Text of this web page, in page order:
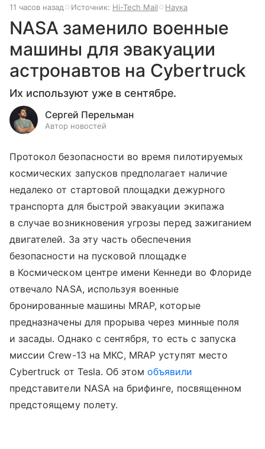
11 часов назад Источник: Hi-Tech Mail Наука
NASA заменило военные
машины для эвакуации
астронавтов на Cybertruck
Их используют уже в сентябре.
Сергей Перельман
Автор новостей
Протокол безопасности во время пилотируемых
космических запусков предполагает наличие
недалеко от стартовой площадки дежурного
транспорта для быстрой эвакуации экипажа
в случае возникновения угрозы перед зажиганием
двигателей. За эту часть обеспечения
безопасности на пусковой площадке
в Космическом центре имени Кеннеди во Флориде
отвечало NASA, используя военные
бронированные машины MRAP, которые
предназначены для прорыва через минные поля
и засады. Однако с сентября, то есть с запуска
миссии Crew-13 на МКС, MRAP уступят место
Cybertruck от Tesla. Об этомобъявили
представители NASA на брифинге, посвященном
предстоящему полету.